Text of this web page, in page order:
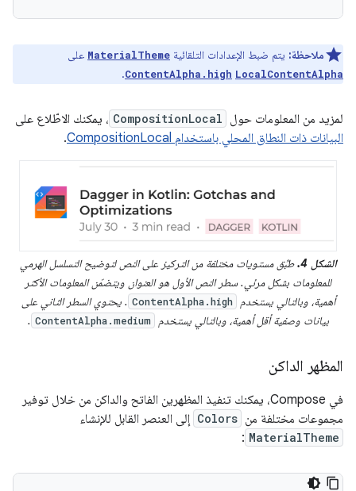
ملاحظة: يتم ضبط الإعدادات التلقائية MaterialTheme على
LocalContentAlpha
ContentAlpha.high
.
لمزيد من المعلومات حول CompositionLocal ، يمكنك الاطّلاع على
البيانات ذات النطاق المحلي باستخدام CompositionLocal
.
الشكل 4.
طبِّق مستويات مختلفة من التركيز على النص لتوضيح التسلسل الهرمي
للمعلومات بشكل مرئي. سطر النص الأول هو العنوان ويتضمّن المعلومات الأكثر
أهمية، وبالتالي يستخدم
ContentAlpha.high . يحتوي السطر الثاني على
بيانات وصفية أقل أهمية، وبالتالي يستخدم
ContentAlpha.medium
.
المظهر الداكن
في Compose، يمكنك تنفيذ المظهرين الفاتح والداكن من خلال توفير
مجموعات مختلفة من Colors إلى العنصر القابل للإنشاء
MaterialTheme
: